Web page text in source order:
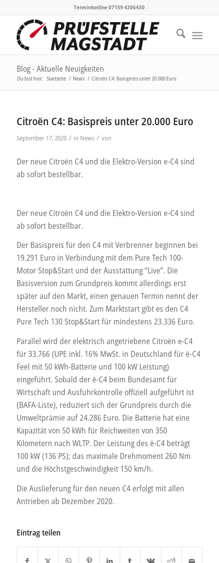
Terminhotline 07159 4206430
Blog - Aktuelle Neuigkeiten
Du bist hier: Startseite / News / Citroën C4: Basispreis unter 20.000 Euro
Citroën C4: Basispreis unter 20.000 Euro
September 17, 2020 / in News / von
Der neue Citroën C4 und die Elektro-Version e-C4 sind
ab sofort bestellbar.
Der neue Citroën C4 und die Elektro-Version e-C4 sind
ab sofort bestellbar.
Der Basispreis für den C4 mit Verbrenner beginnen bei
19.291 Euro in Verbindung mit dem Pure Tech 100-
Motor Stop&Start und der Ausstattung “Live”. Die
Basisversion zum Grundpreis kommt allerdings erst
später auf den Markt, einen genauen Termin nennt der
Hersteller noch nicht. Zum Marktstart gibt es den C4
Pure Tech 130 Stop&Start für mindestens 23.336 Euro.
Parallel wird der elektrisch angetriebene Citroën e-C4
für 33.766 (UPE inkl. 16% MwSt. in Deutschland für ë-C4
Feel mit 50 kWh-Batterie und 100 kW Leistung)
eingeführt. Sobald der ë-C4 beim Bundesamt für
Wirtschaft und Ausfuhrkontrolle offiziell aufgeführt ist
(BAFA-Liste), reduziert sich der Grundpreis durch die
Umweltprämie auf 24.286 Euro. Die Batterie hat eine
Kapazität von 50 kWh für Reichweiten von 350
Kilometern nach WLTP. Der Leistung des ë-C4 beträgt
100 kW (136 PS); das maximale Drehmoment 260 Nm
und die Höchstgeschwindigkeit 150 km/h.
Die Auslieferung für den neuen C4 erfolgt mit allen
Antrieben ab Dezember 2020.
Eintrag teilen